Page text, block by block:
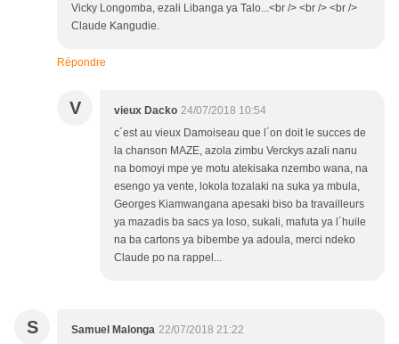
Vicky Longomba, ezali Libanga ya Talo...<br /> <br /> <br />
Claude Kangudie.
Répondre
V vieux Dacko 24/07/2018 10:54
c´est au vieux Damoiseau que l´on doit le succes de
la chanson MAZE, azola zimbu Verckys azali nanu
na bomoyi mpe ye motu atekisaka nzembo wana, na
esengo ya vente, lokola tozalaki na suka ya mbula,
Georges Kiamwangana apesaki biso ba travailleurs
ya mazadis ba sacs ya loso, sukali, mafuta ya l´huile
na ba cartons ya bibembe ya adoula, merci ndeko
Claude po na rappel...
S Samuel Malonga 22/07/2018 21:22